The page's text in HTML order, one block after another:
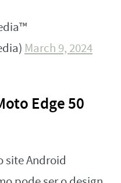
March 9, 2024
Edge 50
site Android